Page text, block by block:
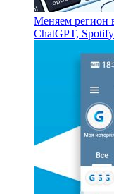
Меняем регион
ChatGPT,